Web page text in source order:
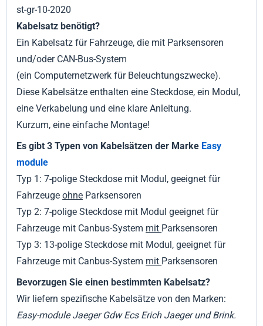
st-gr-10-2020
Kabelsatz benötigt?
Ein Kabelsatz für Fahrzeuge, die mit Parksensoren
und/oder CAN-Bus-System
(ein Computernetzwerk für Beleuchtungszwecke).
Diese Kabelsätze enthalten eine Steckdose, ein Modul,
eine Verkabelung und eine klare Anleitung.
Kurzum, eine einfache Montage!
Es gibt 3 Typen von Kabelsätzen der Marke Easy
module
Typ 1: 7-polige Steckdose mit Modul, geeignet für
Fahrzeugeohne Parksensoren
Typ 2: 7-polige Steckdose mit Modul geeignet für
Fahrzeuge mit Canbus-System mit Parksensoren
Typ 3: 13-polige Steckdose mit Modul, geeignet für
Fahrzeuge mit Canbus-System mit Parksensoren
Bevorzugen Sie einen bestimmten Kabelsatz?
Wir liefern spezifische Kabelsätze von den Marken:
Easy-module Jaeger Gdw Ecs Erich Jaeger und Brink.